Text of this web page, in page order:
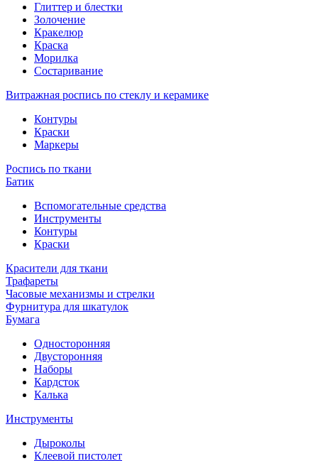
Глиттер и блестки
Золочение
Кракелюр
Краска
Морилка
Состаривание
Витражная роспись по стеклу и керамике
Контуры
Краски
Маркеры
Роспись по ткани
Батик
Вспомогательные средства
Инструменты
Контуры
Краски
Красители для ткани
Трафареты
Часовые механизмы и стрелки
Фурнитура для шкатулок
Бумага
Односторонняя
Двусторонняя
Наборы
Кардсток
Калька
Инструменты
Дыроколы
Клеевой пистолет